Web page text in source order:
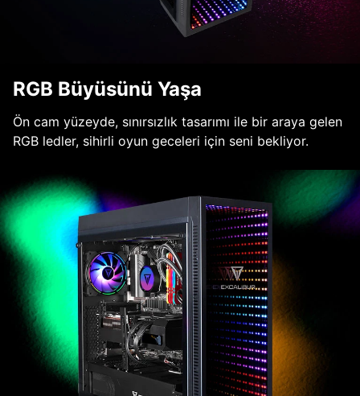
RGB Büyüsünü Yaşa
Ön cam yüzeyde, sınırsızlık tasarımı ile bir araya gelen
RGB ledler, sihirli oyun geceleri için seni bekliyor.